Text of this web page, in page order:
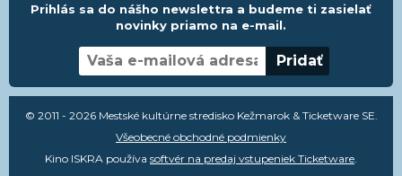
Prihlás sa do nášho newslettra a budeme ti zasielať
novinky priamo na e-mail.
© 2011 - 2026 Mestské kultúrne stredisko Kežmarok & Ticketware SE.
Všeobecné obchodné podmienky
Kino ISKRA používa softvér na predaj vstupeniek Ticketware